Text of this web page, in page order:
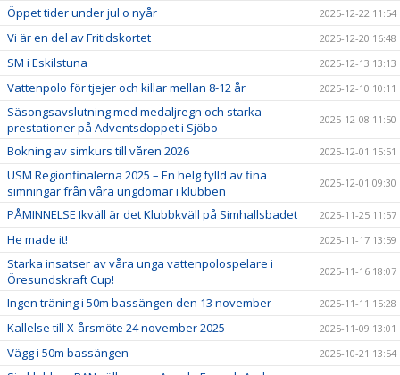
Öppet tider under jul o nyår 2025-12-22 11:54
Vi är en del av Fritidskortet 2025-12-20 16:48
SM i Eskilstuna 2025-12-13 13:13
Vattenpolo för tjejer och killar mellan 8-12 år 2025-12-10 10:11
Säsongsavslutning med medaljregn och starka
prestationer på Adventsdoppet i Sjöbo
2025-12-08 11:50
Bokning av simkurs till våren 2026 2025-12-01 15:51
USM Regionfinalerna 2025 – En helg fylld av fina
simningar från våra ungdomar i klubben
2025-12-01 09:30
PÅMINNELSE Ikväll är det Klubbkväll på Simhallsbadet 2025-11-25 11:57
He made it! 2025-11-17 13:59
Starka insatser av våra unga vattenpolospelare i
Öresundskraft Cup!
2025-11-16 18:07
Ingen träning i 50m bassängen den 13 november 2025-11-11 15:28
Kallelse till X-årsmöte 24 november 2025 2025-11-09 13:01
Vägg i 50m bassängen 2025-10-21 13:54